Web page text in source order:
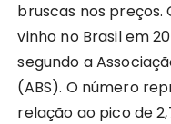
bruscas nos preços.
vinho no Brasil em
segundo a
(ABS). O número
relação ao pico de